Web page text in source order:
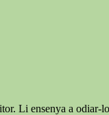
Li ensenya a odiar-